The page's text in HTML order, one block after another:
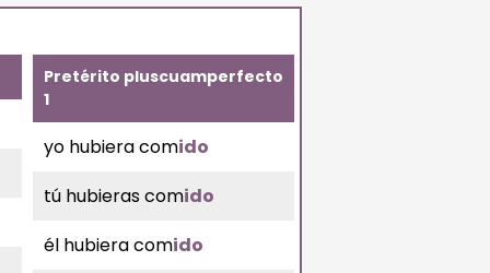
Pretérito pluscuamperfecto
1
yo hubiera comido
tú hubieras comido
él hubiera comido